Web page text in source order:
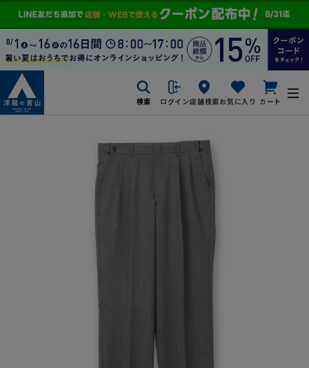
検索 ログイン店舗検索お気に入り カート